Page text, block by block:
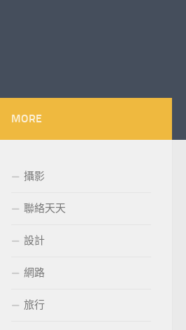
MORE
攝影
聯絡天天
設計
網路
旅行